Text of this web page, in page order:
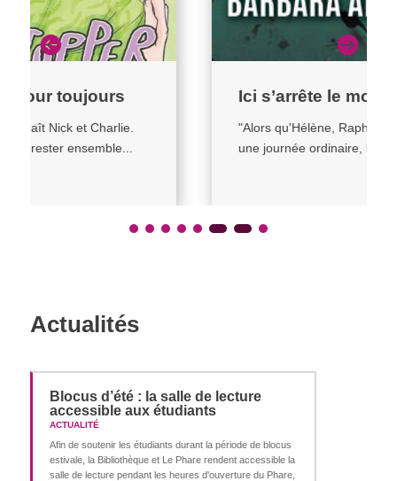
Ici s’arrête le monde
"Alors qu'Hélène, Raphaël et leurs enfants vivent
une journée ordinaire, leur ville sombre...
Actualités
Blocus d’été : la salle de lecture
accessible aux étudiants
ACTUALITÉ
Afin de soutenir les étudiants durant la période de blocus
estivale, la Bibliothèque et Le Phare rendent accessible la
salle de lecture pendant les heures d'ouverture du Phare,